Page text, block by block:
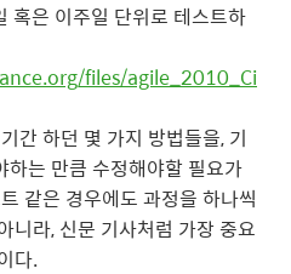
혹은 이주일 단위로 테스트하
files/agile_2010_Ci
간 하던 몇 가지 방법들을, 기
는 만큼 수정해야할 필요가
같은 경우에도 과정을 하나씩
니라, 신문 기사처럼 가장 중요
다.